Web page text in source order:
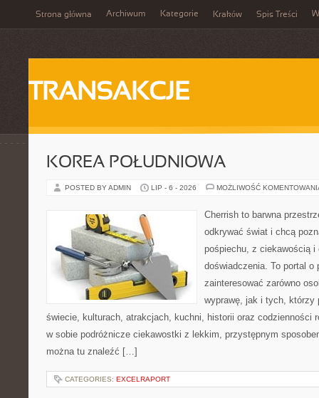
Strona główna Archiwum Kategorie Kraków Spis Treści
TRANSAKCJE
KOREA POŁUDNIOWA
POSTED BY ADMIN LIP - 6 - 2026 MOŻLIWOŚĆ
Cherrish to barwna
odkrywać świat i chcą
pośpiechu, z ciekawością i
doświadczenia. To portal o
zainteresować zarówno
wyprawę, jak i tych, którzy
świecie, kulturach, atrakcjach, kuchni, historii oraz codzienności
w sobie podróżnicze ciekawostki z lekkim, przystępnym
można tu znaleźć […]
CATEGORIES: EXCELRAPORT